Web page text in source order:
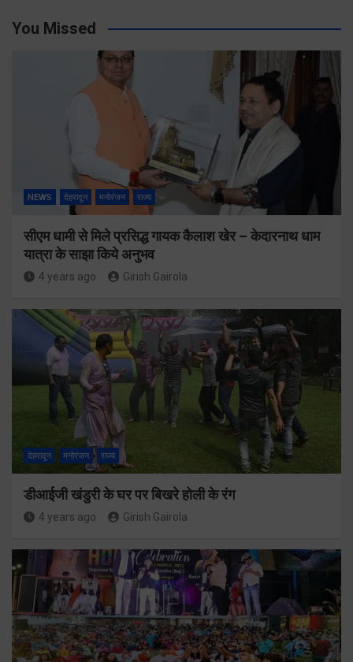
You Missed
NEWS देहरादून मनोरंजन राज्य
सीएम धामी से मिले प्रसिद्ध गायक कैलाश खेर – केदारनाथ धाम
यात्रा के साझा किये अनुभव
4 years ago Girish Gairola
देहरादून मनोरंजन राज्य
डीआईजी खंडुरी के घर पर बिखरे होली के रंग
4 years ago Girish Gairola